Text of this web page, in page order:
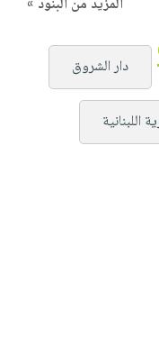
دار الشروق
اللبنانية